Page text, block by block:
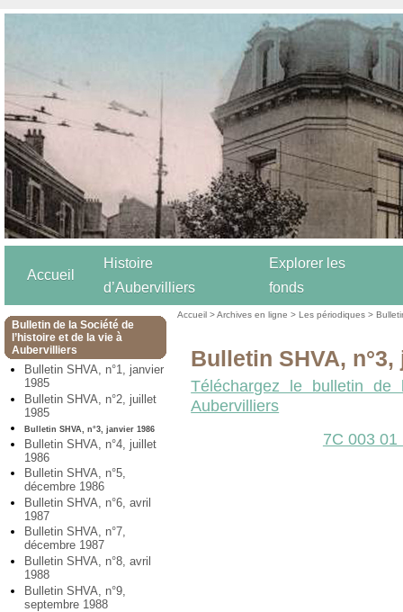
Accueil
Histoire
d’Aubervilliers
Explorer les
fonds
Bulletin de la Société de
l’histoire et de la vie à
Aubervilliers
Bulletin SHVA, n°1, janvier
1985
Bulletin SHVA, n°2, juillet
1985
Bulletin SHVA, n°3, janvier 1986
Bulletin SHVA, n°4, juillet
1986
Bulletin SHVA, n°5,
décembre 1986
Bulletin SHVA, n°6, avril
1987
Bulletin SHVA, n°7,
décembre 1987
Bulletin SHVA, n°8, avril
1988
Bulletin SHVA, n°9,
septembre 1988
Accueil >Archives en ligne >Les périodiques >
Bulletin SHVA,
Téléchargez le bulletin
Aubervilliers
7C 003 01